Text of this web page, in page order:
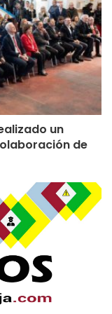
certificar un hat
que hace
juega a otra
un
de